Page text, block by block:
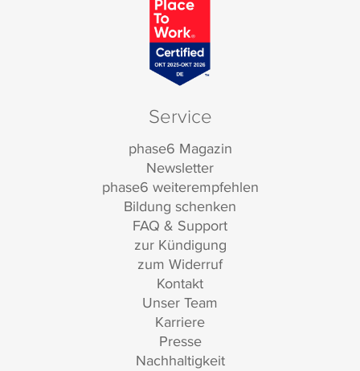
Service
phase6 Magazin
Newsletter
phase6 weiterempfehlen
Bildung schenken
FAQ & Support
zur Kündigung
zum Widerruf
Kontakt
Unser Team
Karriere
Presse
Nachhaltigkeit